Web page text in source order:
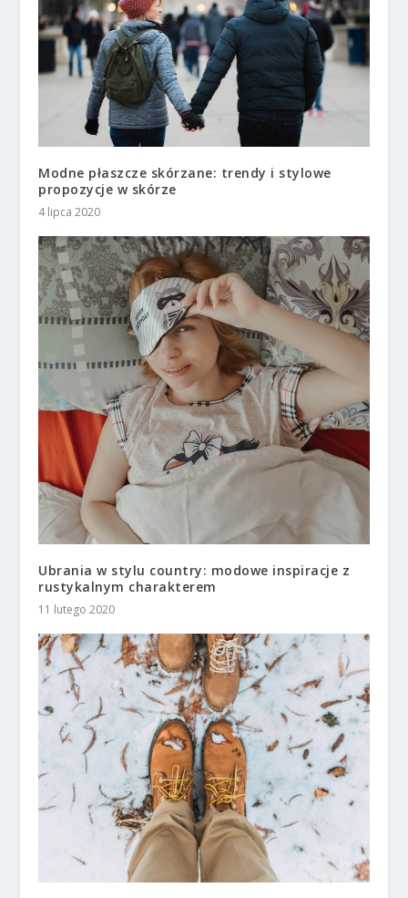
Modne płaszcze skórzane: trendy i stylowe
propozycje w skórze
4 lipca 2020
Ubrania w stylu country: modowe inspiracje z
rustykalnym charakterem
11 lutego 2020